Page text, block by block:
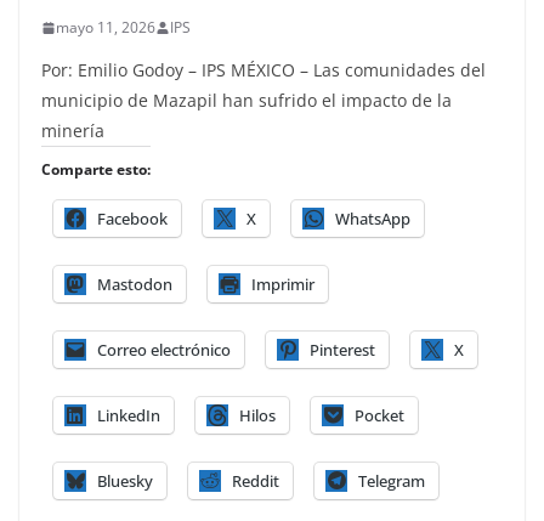
mayo 11, 2026 IPS
Por: Emilio Godoy – IPS MÉXICO – Las comunidades del
municipio de Mazapil han sufrido el impacto de la
minería
Comparte esto:
Facebook X WhatsApp
Mastodon Imprimir
Correo electrónico Pinterest X
LinkedIn Hilos Pocket
Bluesky Reddit Telegram